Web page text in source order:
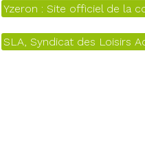
Yzeron : Site officiel de la
SLA, Syndicat des Loisirs